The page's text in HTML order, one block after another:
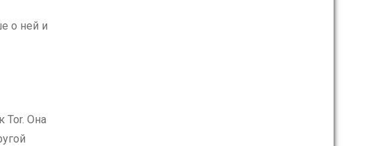
о ней и
Tor. Она